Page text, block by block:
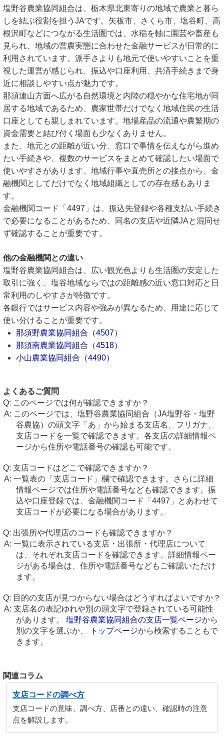
塩野谷農業協同組合は、栃木県北東寄りの地域で農業と暮ら
しを結ぶ役割を担うJAです。矢板市、さくら市、塩谷町、高
根沢町などにつながる生活圏では、水稲を軸に園芸や畜産も
見られ、地域の営農実態に合わせた金融サービスが日常的に
利用されています。派手さよりも地元で使いやすいことを重
視した運営が感じられ、振込や口座利用、共済手続きまで身
近に相談しやすい点が魅力です。
那須連山方面へ広がる自然環境と内陸の穏やかな住宅地が同
居する地域であるため、農家世帯だけでなく地域住民の生活
口座としても親しまれています。地場産品の流通や農繁期の
資金需要と結び付く場面も少なくありません。
また、地元との距離が近い分、窓口で事情を伝えながら進め
たい手続きや、複数のサービスをまとめて確認したい場面で
使いやすさがあります。地域行事や直売所との接点から、金
融機関としてだけでなく地域組織としての存在感もありま
す。
金融機関コード「4497」は、振込先登録や各種支払い手続き
で必要になることがあるため、同名の支店や近隣JAと混同せ
ず確認することが重要です。
他の金融機関との違い
塩野谷農業協同組合は、広い観光色よりも生活圏の安定した
取引に強く、塩谷地域ならではの距離感の近い窓口対応と日
常利用のしやすさが特徴です。
各銀行ではサービス内容や強みが異なるため、用途に応じて
使い分けることが重要です。
那須野農業協同組合（4507）
那須南農業協同組合（4518）
小山農業協同組合（4490）
よくあるご質問
このページでは何が確認できますか？
このページでは、塩野谷農業協同組合（JA塩野谷・塩野
谷農協）の頭文字「あ」から始まる支店名、フリガナ、
支店コードを一覧で確認できます。各支店の詳細情報ペ
ージから住所や電話番号の確認も可能です。
支店コードはどこで確認できますか？
一覧表の「支店コード」欄で確認できます。さらに詳細
情報ページでは住所や電話番号なども確認できます。振
込や口座登録では、金融機関コード「4497」とあわせて
支店コードが必要になる場合があります。
出張所や代理店のコードも確認できますか？
一覧に表示されている支店・出張所・代理店について
は、それぞれ支店コードを確認できます。詳細情報ペー
ジがある場合は、住所や電話番号などもご確認いただけ
ます。
目的の支店が見つからない場合はどうすればよいですか？
支店名の表記ゆれや別の頭文字で登録されている可能性
があります。 塩野谷農業協同組合の支店一覧ページから
別の文字を選ぶか、
トップページから検索することもで
きます。
関連コラム
支店コードの調べ方
支店コードの意味、調べ方、店番との違い、確認時の注意
点を解説します。